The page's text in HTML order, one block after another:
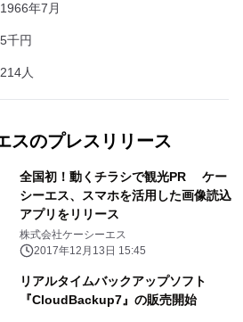
1966年7月
5千円
214人
スのプレスリリース
全国初！動くチラシで観光PR ケー
シーエス、スマホを活用した画像読込
アプリをリリース
株式会社ケーシーエス
2017年12月13日 15:45
リアルタイムバックアップソフト
『CloudBackup7』の販売開始